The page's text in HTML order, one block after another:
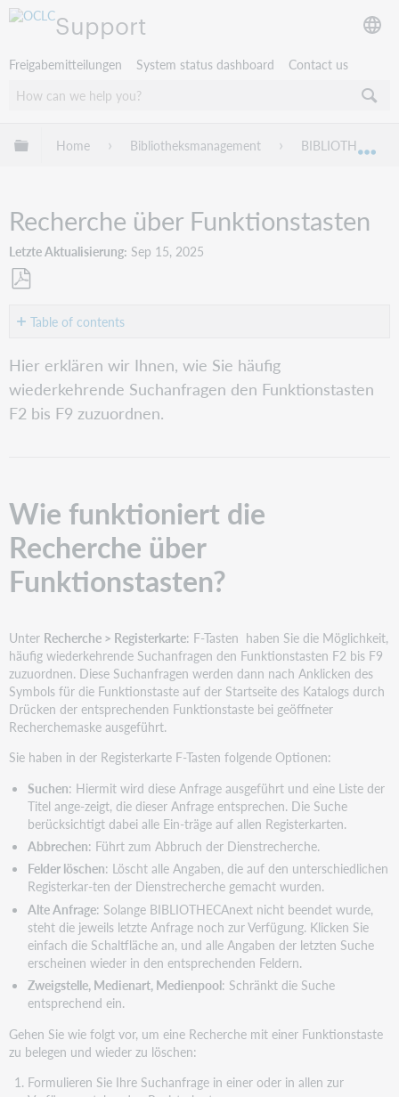
Support
Freigabemitteilungen System status dashboard Contact us
Globale Hierarchie expandieren/verbergen
Home Bibliotheksmanagement BIBLIOTHECA
Recherche über Funktionstasten
Letzte Aktualisierung Sep 15, 2025
PDFTable of contents
funktioniert
die
Recherche
Hier erklären wir Ihnen, wie Sie häufig
wiederkehrende Suchanfragen den Funktionstasten
F2 bis F9 zuzuordnen.
Wie funktioniert die
Recherche über
Funktionstasten?
Unter Recherche > Registerkarte: F-Tasten haben Sie die Möglichkeit,
häufig wiederkehrende Suchanfragen den Funktionstasten F2 bis F9
zuzuordnen. Diese Suchanfragen werden dann nach Anklicken des
Symbols für die Funktionstaste auf der Startseite des Katalogs durch
Drücken der entsprechenden Funktionstaste bei geöffneter
Recherchemaske ausgeführt.
Sie haben in der Registerkarte F-Tasten folgende Optionen:
Suchen: Hiermit wird diese Anfrage ausgeführt und eine Liste der
Titel ange-zeigt, die dieser Anfrage entsprechen. Die Suche
berücksichtigt dabei alle Ein-träge auf allen Registerkarten.
Abbrechen: Führt zum Abbruch der Dienstrecherche.
Felder löschen: Löscht alle Angaben, die auf den unterschiedlichen
Registerkar-ten der Dienstrecherche gemacht wurden.
Alte Anfrage: Solange BIBLIOTHECAnext nicht beendet wurde,
steht die jeweils letzte Anfrage noch zur Verfügung. Klicken Sie
einfach die Schaltfläche an, und alle Angaben der letzten Suche
erscheinen wieder in den entsprechenden Feldern.
Zweigstelle, Medienart, Medienpool: Schränkt die Suche
entsprechend ein.
Gehen Sie wie folgt vor, um eine Recherche mit einer Funktionstaste
zu belegen und wieder zu löschen:
Formulieren Sie Ihre Suchanfrage in einer oder in allen zur